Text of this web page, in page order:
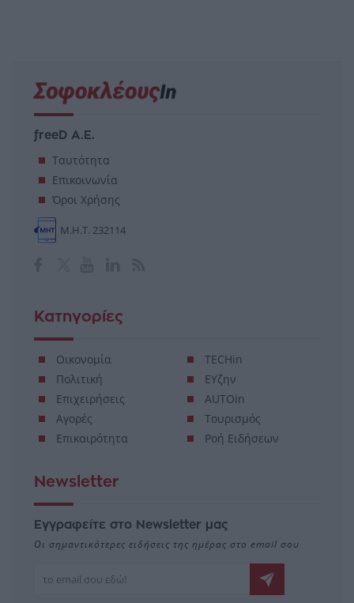
freeD Α.Ε.
Ταυτότητα
Επικοινωνία
Όροι Χρήσης
Μ.Η.Τ. 232114
Κατηγορίες
Οικονομία
Πολιτική
Επιχειρήσεις
Αγορές
Επικαιρότητα
TECHin
ΕΥζην
AUTOin
Τουρισμός
Ροή Ειδήσεων
Newsletter
Εγγραφείτε στο Newsletter μας
Οι σημαντικότερες ειδήσεις της ημέρας στο email σου